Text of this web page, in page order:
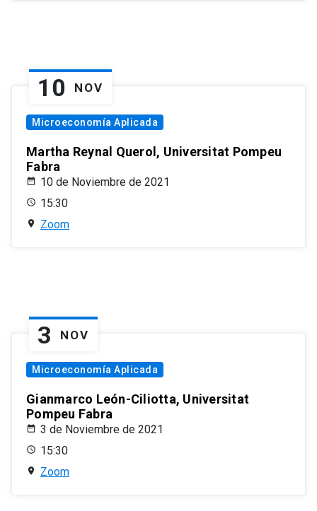
10 NOV
Microeconomía Aplicada
Martha Reynal Querol, Universitat Pompeu
Fabra
10 de Noviembre de 2021
15:30
Zoom
3 NOV
Microeconomía Aplicada
Gianmarco León-Ciliotta, Universitat
Pompeu Fabra
3 de Noviembre de 2021
15:30
Zoom